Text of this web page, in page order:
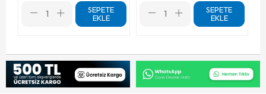
SEPETE
EKLE
SEPETE
EKLE